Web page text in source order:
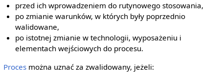
przed ich wprowadzeniem do rutynowego stosowania,
po zmianie warunków, w których były poprzednio
walidowane,
po istotnej zmianie w technologii, wyposażeniu i
elementach wejściowych do procesu.
Procesmożna uznać za zwalidowany, jeżeli: